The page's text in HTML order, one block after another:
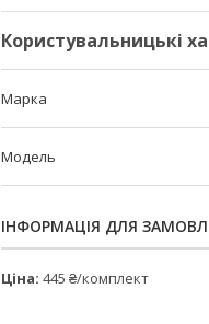
Користувальницькі
Марка
Модель
ІНФОРМАЦІЯ ДЛЯ
Ціна: 445 ₴/комплект